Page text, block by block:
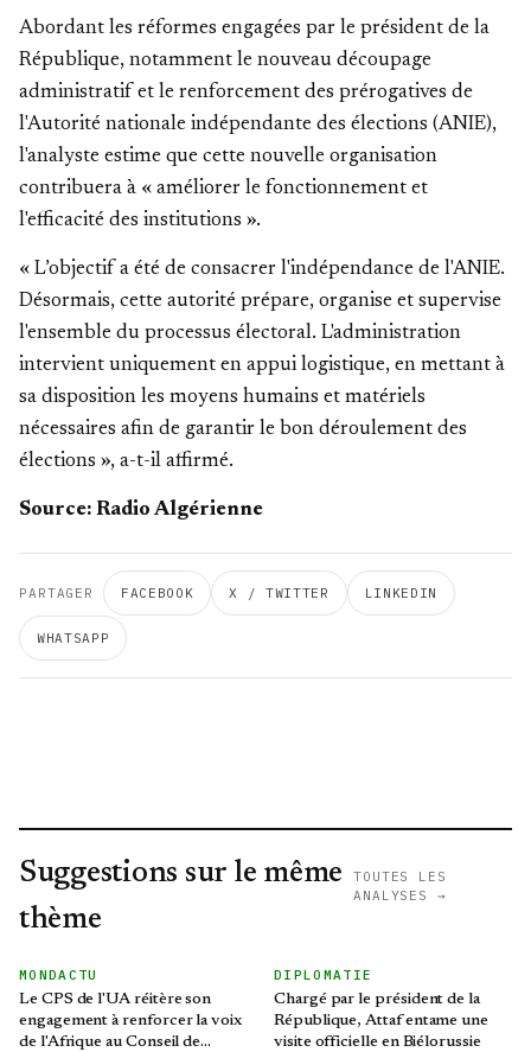
Abordant les réformes engagées par le président de la
République, notamment le nouveau découpage
administratif et le renforcement des prérogatives de
l'Autorité nationale indépendante des élections (ANIE),
l'analyste estime que cette nouvelle organisation
contribuera à « améliorer le fonctionnement et
l'efficacité des institutions ».
« L’objectif a été de consacrer l'indépendance de l'ANIE.
Désormais, cette autorité prépare, organise et supervise
l'ensemble du processus électoral. L'administration
intervient uniquement en appui logistique, en mettant à
sa disposition les moyens humains et matériels
nécessaires afin de garantir le bon déroulement des
élections », a-t-il affirmé.
Source: Radio Algérienne
PARTAGER FACEBOOK X / TWITTER LINKEDIN
WHATSAPP
Suggestions sur le même
thème
TOUTES LES
ANALYSES →
MONDACTU
Le CPS de l'UA réitère son
engagement à renforcer la voix
de l'Afrique au Conseil de
DIPLOMATIE
Chargé par le président de la
République, Attaf entame une
visite officielle en Biélorussie